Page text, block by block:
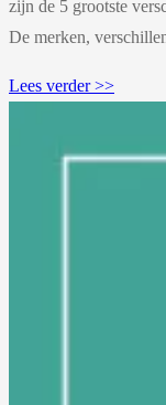
zijn de 5 grootste
De merken,
Lees verder >>